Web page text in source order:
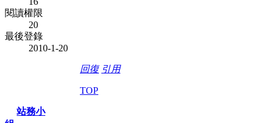
閱讀權限
20
最後登錄
2010-1-20
回復 引用
TOP
站務小